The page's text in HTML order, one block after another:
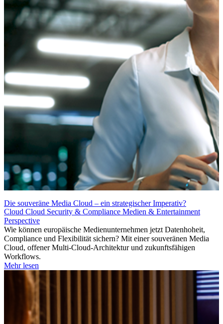
Die souveräne Media Cloud – ein strategischer Imperativ?
Cloud Cloud Security & Compliance Medien & Entertainment
Perspective
Wie können europäische Medienunternehmen jetzt Datenhoheit,
Compliance und Flexibilität sichern? Mit einer souveränen Media
Cloud, offener Multi-Cloud-Architektur und zukunftsfähigen
Workflows.
Mehr lesen